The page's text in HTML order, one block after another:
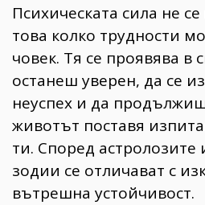
Wellness
1817
ПОСЛЕДВАЙТЕ
НИ
Психическата сила не
това колко трудности
човек. Тя се проявява в
останеш уверен, да се
неуспех и да
животът поставя
ти. Според
зодии се отличават с
вътрешна устойчивост.